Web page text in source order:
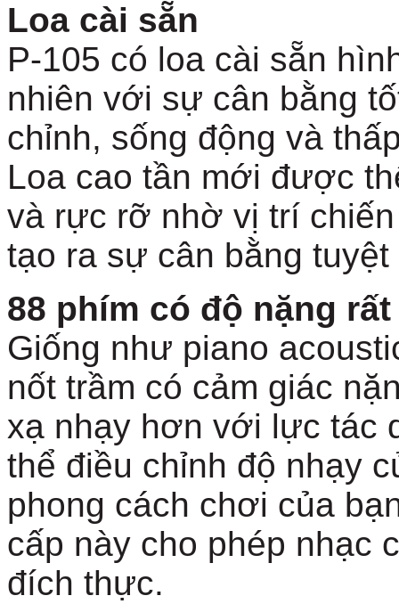
Loa cài sẵn
P-105 có loa cài sẵn
nhiên với sự cân bằng
chỉnh, sống động và
Loa cao tần mới được
và rực rỡ nhờ vị trí
tạo ra sự cân bằng
88 phím có độ nặng
Giống như piano
nốt trầm có cảm giác
xạ nhạy hơn với lực tác
thể điều chỉnh độ nhạy
phong cách chơi của
cấp này cho phép nhạc
đích thực.